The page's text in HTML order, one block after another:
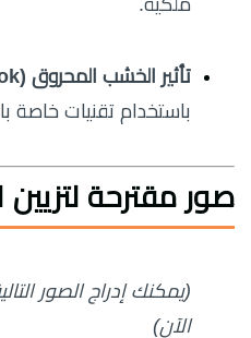
تأثير الخشب المحروق (burned wood look)
باستخدام تقنيات خاصة
صور مقترحة لتزيين
(يمكنك إدراج الصور
الآن)